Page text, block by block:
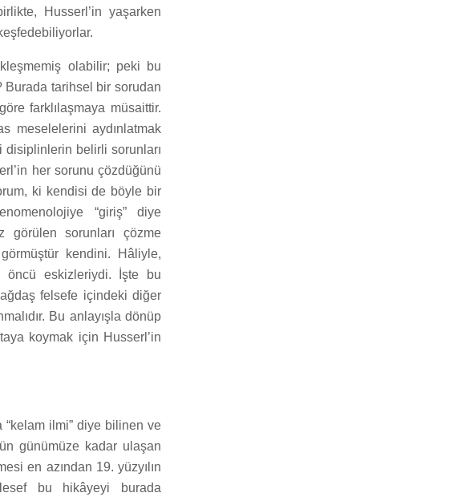
Husserl’in yaşarken
olabilir; peki bu
tarihsel bir sorudan
farklılaşmaya müsaittir.
meselelerini aydınlatmak
belirli sorunları
her sorunu çözdüğünü
ki kendisi de böyle bir
“giriş” diye
görülen sorunları çözme
kendini. Hâliyle,
öncü eskizleriydi. İşte bu
felsefe içindeki diğer
Bu anlayışla dönüp
koymak için Husserl’in
ilmi” diye bilinen ve
günümüze kadar ulaşan
en azından 19. yüzyılın
bu hikâyeyi burada